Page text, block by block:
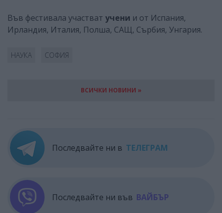
Във фестивала участват учени и от Испания,
Ирландия, Италия, Полша, САЩ, Сърбия, Унгария.
НАУКА СОФИЯ
ВСИЧКИ НОВИНИ »
Последвайте ни в ТЕЛЕГРАМ
Последвайте ни във ВАЙБЪР